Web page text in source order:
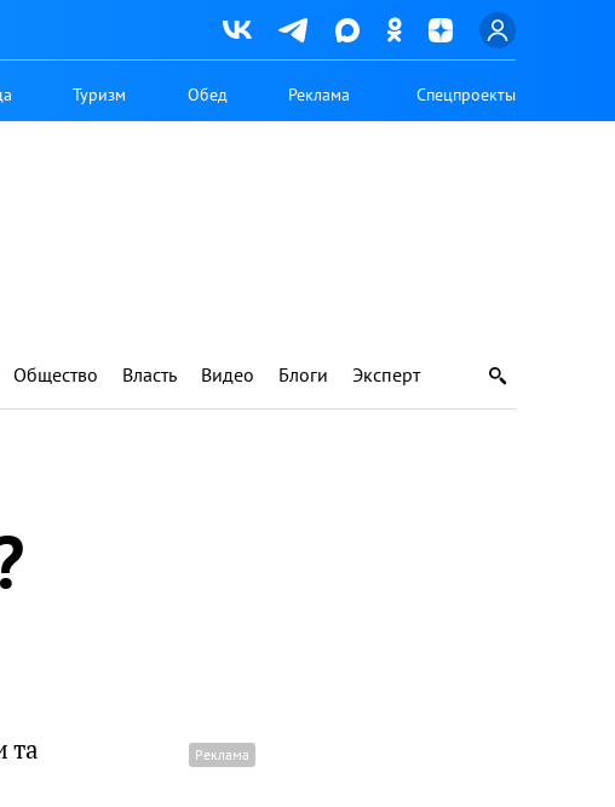
Туризм Обед Реклама Спецпроекты
Общество Власть Видео Блоги Эксперт
та